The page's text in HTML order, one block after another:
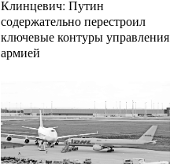
Клинцевич: Путин
содержательно перестроил
ключевые контуры управления
армией